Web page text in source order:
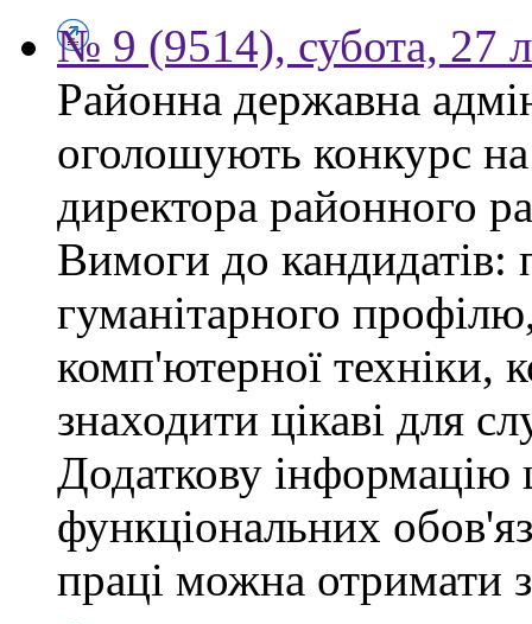
№ 9 (9514), субота, 27
Районна державна
оголошують конкурс
директора районного
Вимоги до кандидатів:
гуманітарного
комп'ютерної техніки,
знаходити цікаві для
Додаткову
функціональних
праці можна отримати